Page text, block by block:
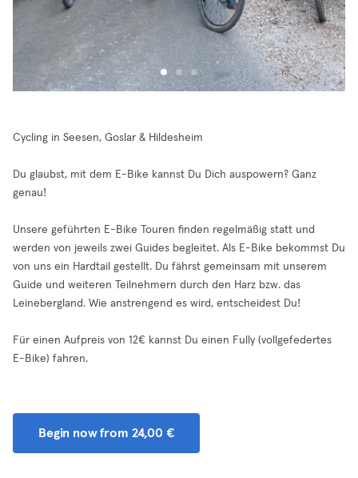
Cycling in Seesen, Goslar & Hildesheim
Du glaubst, mit dem E-Bike kannst Du Dich auspowern? Ganz
genau!
Unsere geführten E-Bike Touren finden regelmäßig statt und
werden von jeweils zwei Guides begleitet. Als E-Bike bekommst Du
von uns ein Hardtail gestellt. Du fährst gemeinsam mit unserem
Guide und weiteren Teilnehmern durch den Harz bzw. das
Leinebergland. Wie anstrengend es wird, entscheidest Du!
Für einen Aufpreis von 12€ kannst Du einen Fully (vollgefedertes
E-Bike) fahren.
Begin now from 24,00 €